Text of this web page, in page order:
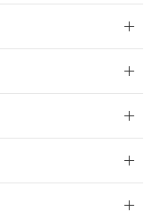
の「1.共同利
いる法人を
有証明書
準）
を証明する
の期間は出
とから備考
た。